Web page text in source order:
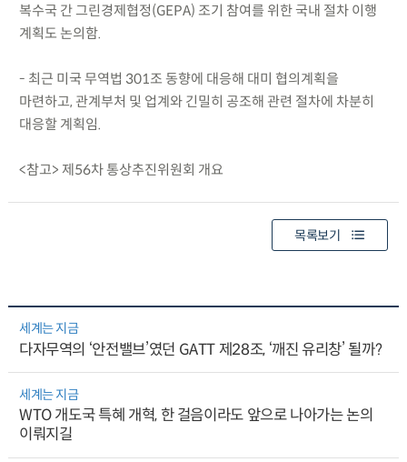
복수국 간 그린경제협정(GEPA) 조기 참여를 위한 국내 절차 이행
계획도 논의함.
- 최근 미국 무역법 301조 동향에 대응해 대미 협의계획을
마련하고, 관계부처 및 업계와 긴밀히 공조해 관련 절차에 차분히
대응할 계획임.
<참고> 제56차 통상추진위원회 개요
목록보기
세계는 지금
다자무역의 ‘안전밸브’였던 GATT 제28조, ‘깨진 유리창’ 될까?
세계는 지금
WTO 개도국 특혜 개혁, 한 걸음이라도 앞으로 나아가는 논의
이뤄지길